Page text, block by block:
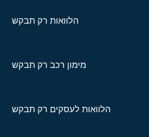
הלוואות רק תבקש
מימון רכב רק תבקש
הלוואות לעסקים רק תבקש